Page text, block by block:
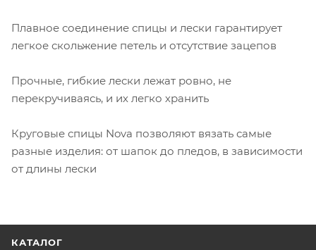
Плавное соединение спицы и лески гарантирует
легкое скольжение петель и отсутствие зацепов
Прочные, гибкие лески лежат ровно, не
перекручиваясь, и их легко хранить
Круговые спицы Nova позволяют вязать самые
разные изделия: от шапок до пледов, в зависимости
от длины лески
КАТАЛОГ